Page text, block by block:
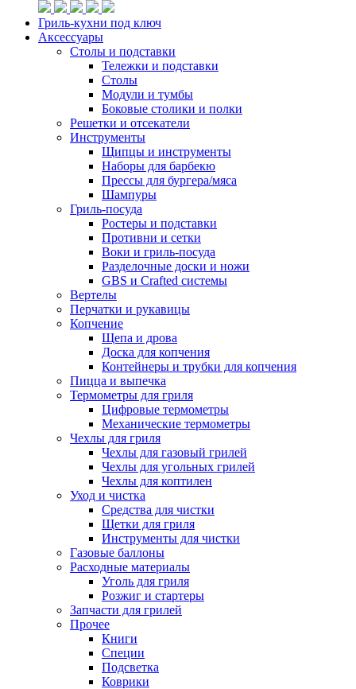
Гриль-кухни под ключ
Аксессуары
Столы и подставки
Тележки и подставки
Столы
Модули и тумбы
Боковые столики и полки
Решетки и отсекатели
Инструменты
Щипцы и инструменты
Наборы для барбекю
Прессы для бургера/мяса
Шампуры
Гриль-посуда
Ростеры и подставки
Противни и сетки
Воки и гриль-посуда
Разделочные доски и ножи
GBS и Crafted системы
Вертелы
Перчатки и рукавицы
Копчение
Щепа и дрова
Доска для копчения
Контейнеры и трубки для копчения
Пицца и выпечка
Термометры для гриля
Цифровые термометры
Механические термометры
Чехлы для гриля
Чехлы для газовый грилей
Чехлы для угольных грилей
Чехлы для коптилен
Уход и чистка
Средства для чистки
Щетки для гриля
Инструменты для чистки
Газовые баллоны
Расходные материалы
Уголь для гриля
Розжиг и стартеры
Запчасти для грилей
Прочее
Книги
Специи
Подсветка
Коврики